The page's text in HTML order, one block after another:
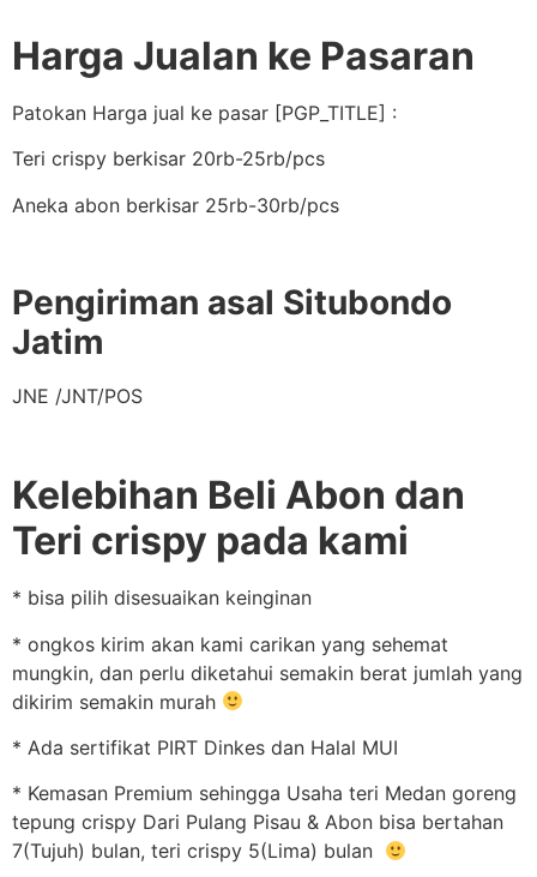
Harga Jualan ke Pasaran
Patokan Harga jual ke pasar [PGP_TITLE] :
Teri crispy berkisar 20rb-25rb/pcs
Aneka abon berkisar 25rb-30rb/pcs
Pengiriman asal Situbondo
Jatim
JNE /JNT/POS
Kelebihan Beli Abon dan
Teri crispy pada kami
* bisa pilih disesuaikan keinginan
* ongkos kirim akan kami carikan yang sehemat
mungkin, dan perlu diketahui semakin berat jumlah yang
dikirim semakin murah
* Ada sertifikat PIRT Dinkes dan Halal MUI
* Kemasan Premium sehingga Usaha teri Medan goreng
tepung crispy Dari Pulang Pisau & Abon bisa bertahan
7(Tujuh) bulan, teri crispy 5(Lima) bulan